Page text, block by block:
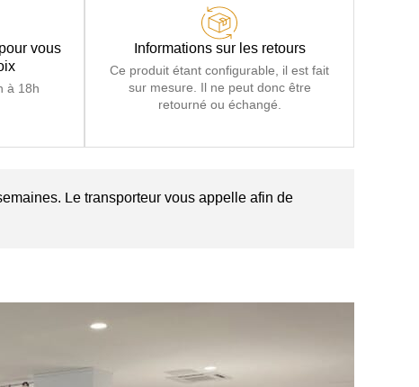
vous
à 18h
Informations sur les retours
Ce produit étant configurable, il est fait
sur mesure. Il ne peut donc être
retourné ou échangé.
Le transporteur vous appelle afin de